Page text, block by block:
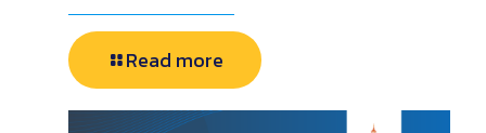
Read more